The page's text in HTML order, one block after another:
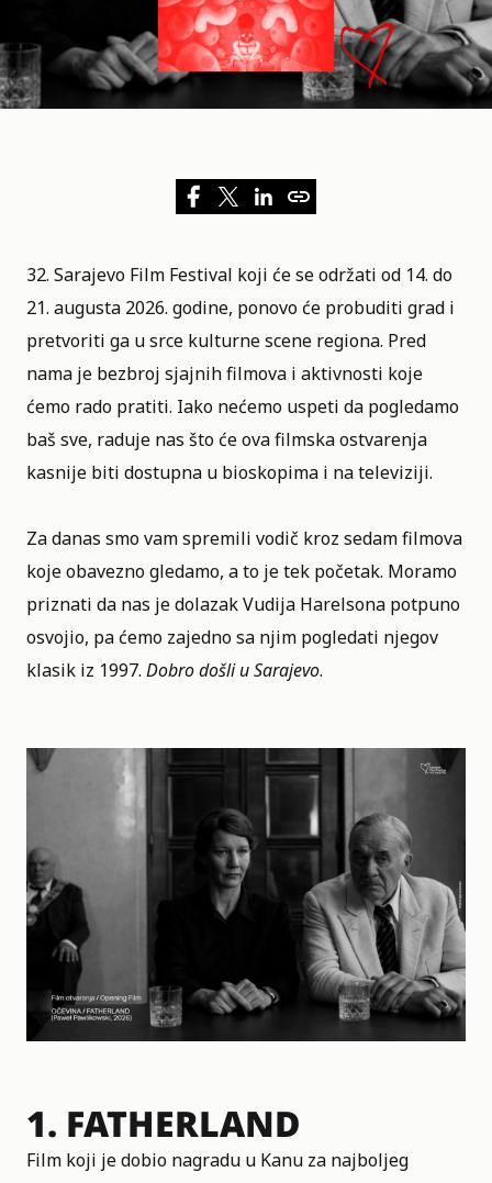
32. Sarajevo Film Festival koji će se održati od 14. do
21. augusta 2026. godine, ponovo će probuditi grad i
pretvoriti ga u srce kulturne scene regiona. Pred
nama je bezbroj sjajnih filmova i aktivnosti koje
ćemo rado pratiti. Iako nećemo uspeti da pogledamo
baš sve, raduje nas što će ova filmska ostvarenja
kasnije biti dostupna u bioskopima i na televiziji.
Za danas smo vam spremili vodič kroz sedam filmova
koje obavezno gledamo, a to je tek početak. Moramo
priznati da nas je dolazakVudija Harelsona potpuno
osvojio, pa ćemo zajedno sa njim pogledati njegov
klasik iz 1997. Dobro došli u Sarajevo.
1. FATHERLAND
Film koji je dobio nagradu u Kanu za najboljeg